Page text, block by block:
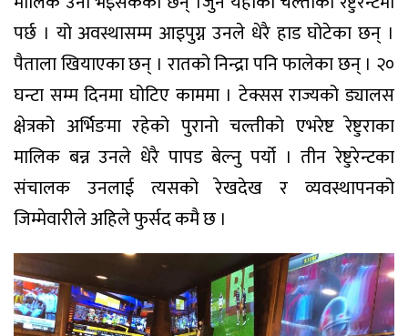
पर्छ । यो अवस्थासम्म आइपुग्न उनले धेरै हाड घोटेका छन् ।
पैताला खियाएका छन् । रातको निन्द्रा पनि फालेका छन् । २०
घन्टा सम्म दिनमा घोटिए काममा । टेक्सस राज्यको ड्यालस
क्षेत्रको अर्भिङमा रहेको पुरानो चल्तीको एभरेष्ट रेष्टुराका
मालिक बन्न उनले धेरै पापड बेल्नु पर्यो । तीन रेष्टुरेन्टका
संचालक उनलाई त्यसको रेखदेख र व्यवस्थापनको
जिम्मेवारीले अहिले फुर्सद कमै छ ।